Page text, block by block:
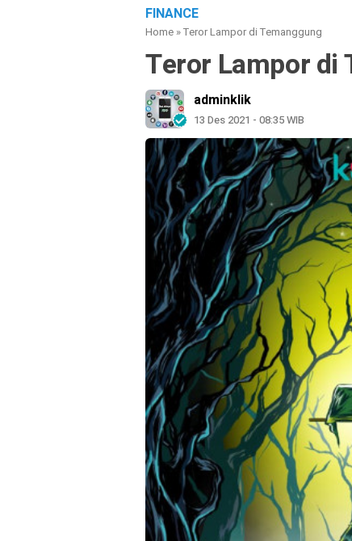
FINANCE
Home »Teror Lampor di Temanggung
Teror Lampor di
adminklik
13 Des 2021 - 08:35 WIB